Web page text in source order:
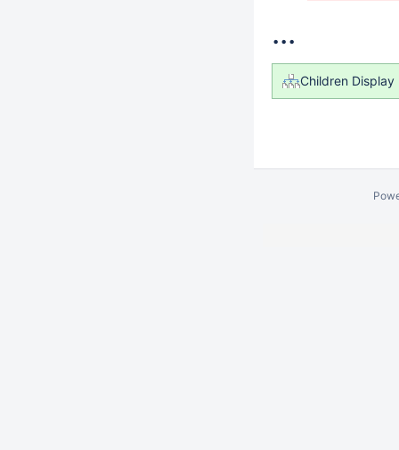
...
Children Display